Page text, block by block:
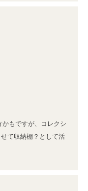
もですが、コレクシ
て収納棚？として活